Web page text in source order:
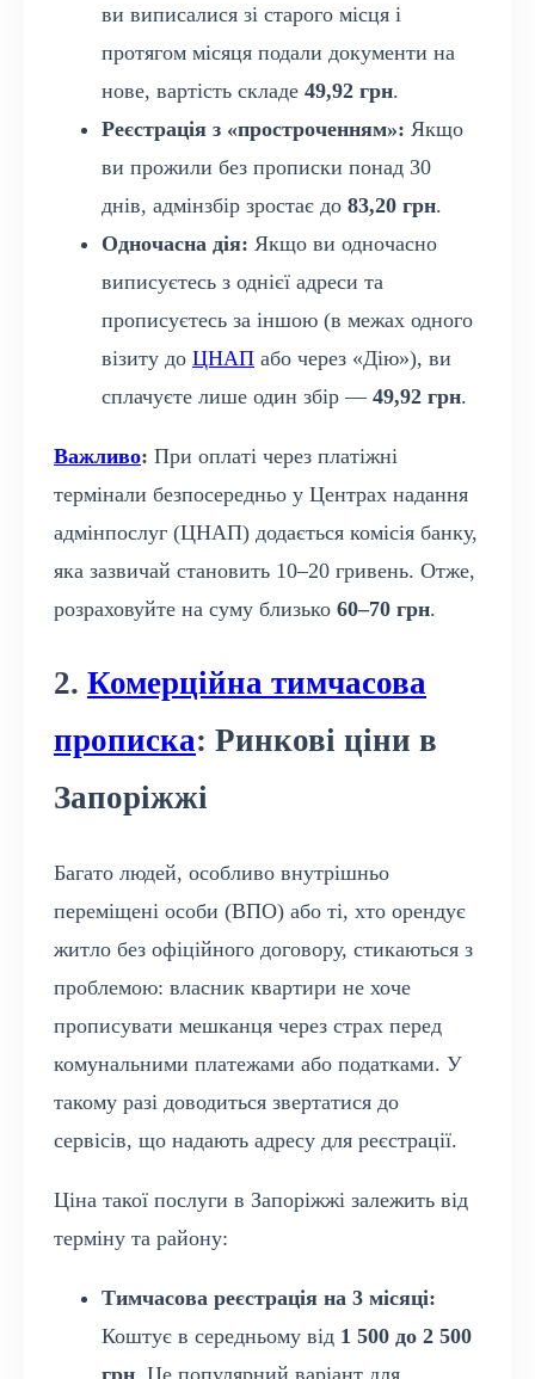
ви виписалися зі старого місця і
протягом місяця подали документи на
нове, вартість складе 49,92 грн.
Реєстрація з «простроченням»: Якщо
ви прожили без прописки понад 30
днів, адмінзбір зростає до 83,20 грн.
Одночасна дія: Якщо ви одночасно
виписуєтесь з однієї адреси та
прописуєтесь за іншою (в межах одного
візиту до ЦНАП або через «Дію»), ви
сплачуєте лише один збір — 49,92 грн.
Важливо: При оплаті через платіжні
термінали безпосередньо у Центрах надання
адмінпослуг (ЦНАП) додається комісія банку,
яка зазвичай становить 10–20 гривень. Отже,
розраховуйте на суму близько 60–70 грн.
2. Комерційна тимчасова
прописка: Ринкові ціни в
Запоріжжі
Багато людей, особливо внутрішньо
переміщені особи (ВПО) або ті, хто орендує
житло без офіційного договору, стикаються з
проблемою: власник квартири не хоче
прописувати мешканця через страх перед
комунальними платежами або податками. У
такому разі доводиться звертатися до
сервісів, що надають адресу для реєстрації.
Ціна такої послуги в Запоріжжі залежить від
терміну та району:
Тимчасова реєстрація на 3 місяці:
Коштує в середньому від 1 500 до 2 500
грн . Це популярний варіант для